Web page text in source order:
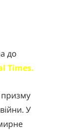
до
Times.
призму
У